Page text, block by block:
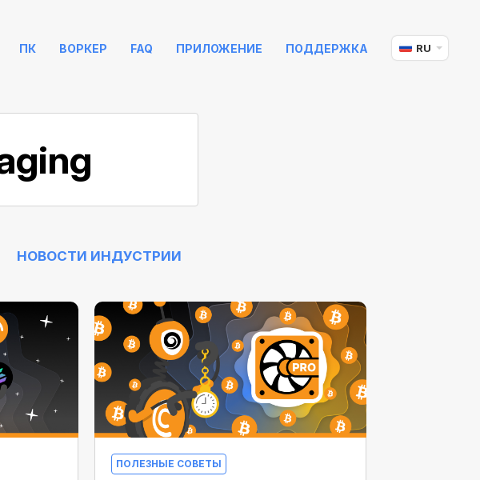
ПК ВОРКЕР FAQ ПРИЛОЖЕНИЕ ПОДДЕРЖКА RU
НОВОСТИ ИНДУСТРИИ
ПОЛЕЗНЫЕ СОВЕТЫ